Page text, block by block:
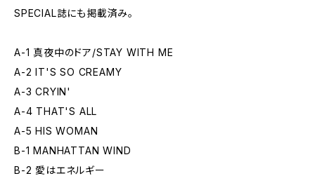
SPECIAL誌にも掲載済み。
A-1 真夜中のドア/STAY WITH ME
A-2 IT'S SO CREAMY
A-3 CRYIN'
A-4 THAT'S ALL
A-5 HIS WOMAN
B-1 MANHATTAN WIND
B-2 愛はエネルギー